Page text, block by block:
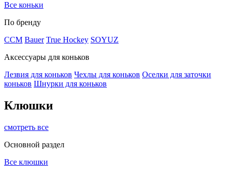
Все коньки
По бренду
ССМ Bauer True Hockey SOYUZ
Аксессуары для коньков
Лезвия для коньков Чехлы для коньков Оселки для заточки
коньков Шнурки для коньков
Клюшки
смотреть все
Основной раздел
Все клюшки